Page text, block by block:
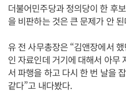
더불어민주당과 정의당이 한 후
을 비판하는 것은 큰 문제가 안
유 전 사무총장은 “김앤장에서
인 자료인데 거기에 대해서 아무
서 파행을 하고 다시 한 번 날을
같다”고 내다봤다.